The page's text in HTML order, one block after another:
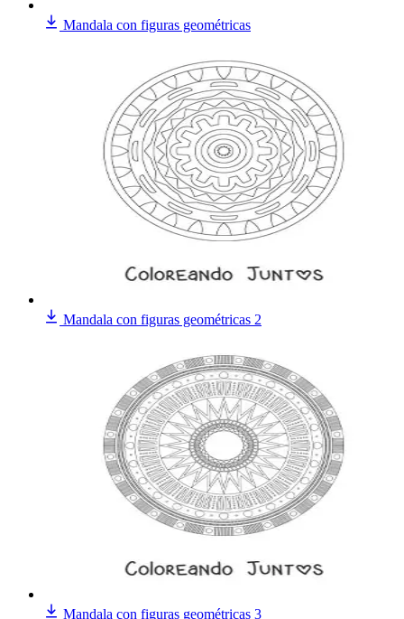
Mandala con figuras geométricas
Mandala con figuras geométricas 2
Mandala con figuras geométricas 3